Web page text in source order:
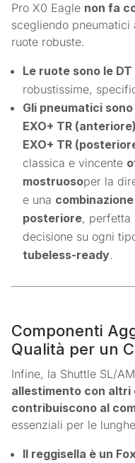
Pro X0 Eagle non fa
scegliendo
ruote robuste.
Le ruote sono le
robustissime,
Gli pneumatici
EXO+ TR
EXO+ TR
classica e vincente
mostruosoper la
e una
posteriore, perfetta
decisione su ogni
tubeless-ready.
Componenti
Qualità per un
Infine, la Shuttle SL/
allestimento con altri
contribuiscono al
essenziali per le
Il reggisella è un